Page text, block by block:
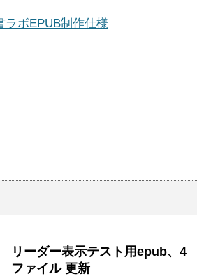
リーダー表示テスト用epub、4
ファイル 更新